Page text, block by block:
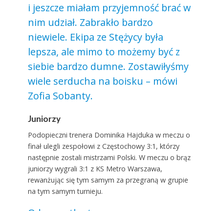
i jeszcze miałam przyjemność brać w
nim udział. Zabrakło bardzo
niewiele. Ekipa ze Stężycy była
lepsza, ale mimo to możemy być z
siebie bardzo dumne. Zostawiłyśmy
wiele serducha na boisku – mówi
Zofia Sobanty.
Juniorzy
Podopieczni trenera Dominika Hajduka w meczu o
finał ulegli zespołowi z Częstochowy 3:1, którzy
następnie zostali mistrzami Polski. W meczu o brąz
juniorzy wygrali 3:1 z KS Metro Warszawa,
rewanżując się tym samym za przegraną w grupie
na tym samym turnieju.